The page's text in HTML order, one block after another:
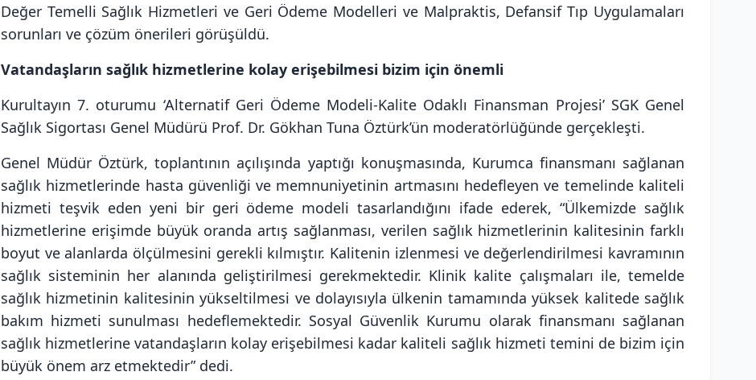
Değer Temelli Sağlık Hizmetleri ve Geri Ödeme Modelleri ve Malpraktis, Defansif Tıp Uygulamaları
sorunları ve çözüm önerileri görüşüldü.
Vatandaşların sağlık hizmetlerine kolay erişebilmesi bizim için önemli
Kurultayın 7. oturumu ‘Alternatif Geri Ödeme Modeli-Kalite Odaklı Finansman Projesi’ SGK Genel
Sağlık Sigortası Genel Müdürü Prof. Dr. Gökhan Tuna Öztürk’ün moderatörlüğünde gerçekleşti.
Genel Müdür Öztürk, toplantının açılışında yaptığı konuşmasında, Kurumca finansmanı sağlanan
sağlık hizmetlerinde hasta güvenliği ve memnuniyetinin artmasını hedefleyen ve temelinde kaliteli
hizmeti teşvik eden yeni bir geri ödeme modeli tasarlandığını ifade ederek, “Ülkemizde sağlık
hizmetlerine erişimde büyük oranda artış sağlanması, verilen sağlık hizmetlerinin kalitesinin farklı
boyut ve alanlarda ölçülmesini gerekli kılmıştır. Kalitenin izlenmesi ve değerlendirilmesi kavramının
sağlık sisteminin her alanında geliştirilmesi gerekmektedir. Klinik kalite çalışmaları ile, temelde
sağlık hizmetinin kalitesinin yükseltilmesi ve dolayısıyla ülkenin tamamında yüksek kalitede sağlık
bakım hizmeti sunulması hedeflemektedir. Sosyal Güvenlik Kurumu olarak finansmanı sağlanan
sağlık hizmetlerine vatandaşların kolay erişebilmesi kadar kaliteli sağlık hizmeti temini de bizim için
büyük önem arz etmektedir” dedi.